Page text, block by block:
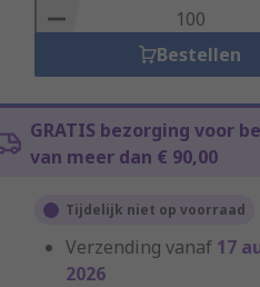
Basket
Bestellen
GRATIS bezorging voor
van meer dan € 90,00
Tijdelijk niet op voorraad
Verzending vanaf 17
2026